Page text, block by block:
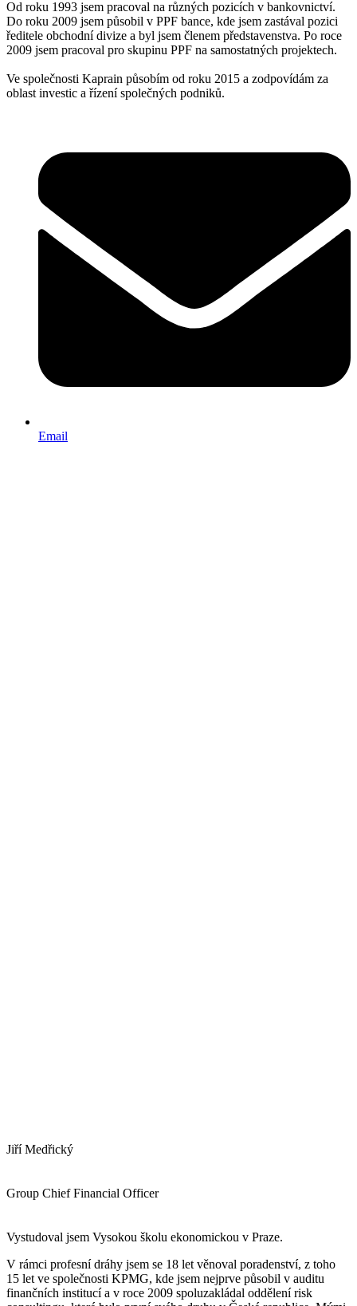
Od roku 1993 jsem pracoval na různých pozicích v bankovnictví.
Do roku 2009 jsem působil v PPF bance, kde jsem zastával pozici
ředitele obchodní divize a byl jsem členem představenstva. Po roce
2009 jsem pracoval pro skupinu PPF na samostatných projektech.
Ve společnosti Kaprain působím od roku 2015 a zodpovídám za
oblast investic a řízení společných podniků.
Email
Jiří Medřický
Group Chief Financial Officer
Vystudoval jsem Vysokou školu ekonomickou v Praze.
V rámci profesní dráhy jsem se 18 let věnoval poradenství, z toho
15 let ve společnosti KPMG, kde jsem nejprve působil v auditu
finančních institucí a v roce 2009 spoluzakládal oddělení risk